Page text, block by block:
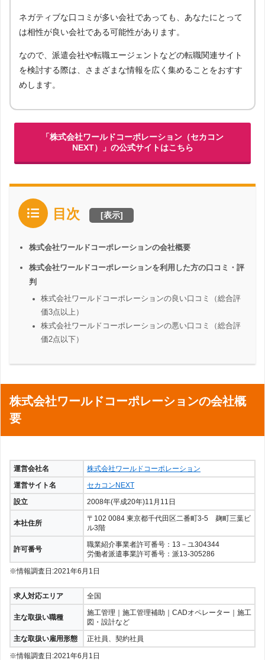
ネガティブな口コミが多い会社であっても、あなたにとって
は相性が良い会社である可能性があります。
なので、派遣会社や転職エージェントなどの転職関連サイト
を検討する際は、さまざまな情報を広く集めることをおすす
めします。
「株式会社ワールドコーポレーション（セカコン
NEXT）」の公式サイトはこちら
目次 [表示]
株式会社ワールドコーポレーションの会社概要
株式会社ワールドコーポレーションを利用した方の口コミ・評
判
株式会社ワールドコーポレーションの良い口コミ（総合評
価3点以上）
株式会社ワールドコーポレーションの悪い口コミ（総合評
価2点以下）
株式会社ワールドコーポレーションの会社概
要
運営会社名
株式会社ワールドコーポレーション
運営サイト名
セカコンNEXT
設立
2008年(平成20年)11月11日
本社住所
〒102 0084 東京都千代田区二番町3-5 麹町三葉ビ
ル3階
許可番号
職業紹介事業者許可番号：13－ユ304344
労働者派遣事業許可番号：派13-305286
※情報調査日:2021年6月1日
求人対応エリア 全国
主な取扱い職種
施工管理｜施工管理補助｜CADオペレーター｜施工
図・設計など
主な取扱い雇用形態
正社員、契約社員
※情報調査日:2021年6月1日